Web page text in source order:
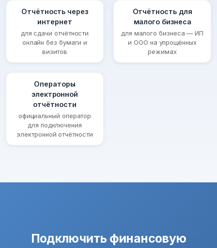
Отчётность через
интернет
для сдачи отчётности
онлайн без бумаги и
визитов
Отчётность для
малого бизнеса
для малого бизнеса — ИП
и ООО на упрощённых
режимах
Операторы
электронной
отчётности
официальный оператор
для подключения
электронной отчётности
Подключить финансовую